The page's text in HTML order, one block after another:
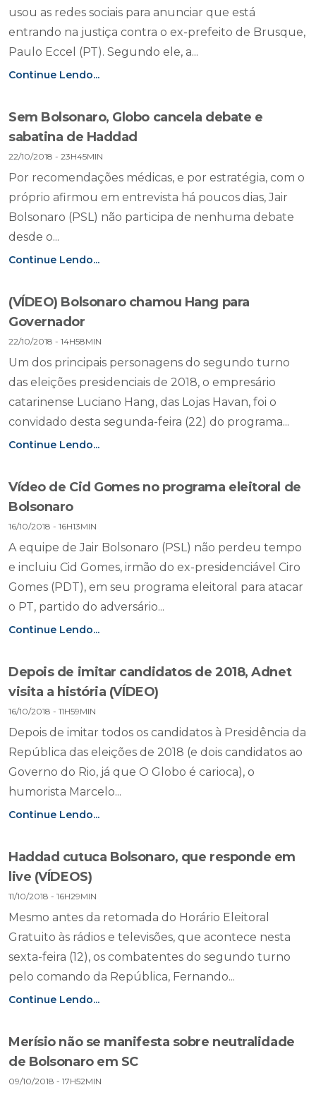
usou as redes sociais para anunciar que está
entrando na justiça contra o ex-prefeito de Brusque,
Paulo Eccel (PT). Segundo ele, a...
Continue Lendo...
Sem Bolsonaro, Globo cancela debate e
sabatina de Haddad
22/10/2018 - 23H45MIN
Por recomendações médicas, e por estratégia, com o
próprio afirmou em entrevista há poucos dias, Jair
Bolsonaro (PSL) não participa de nenhuma debate
desde o...
Continue Lendo...
(VÍDEO) Bolsonaro chamou Hang para
Governador
22/10/2018 - 14H58MIN
Um dos principais personagens do segundo turno
das eleições presidenciais de 2018, o empresário
catarinense Luciano Hang, das Lojas Havan, foi o
convidado desta segunda-feira (22) do programa...
Continue Lendo...
Vídeo de Cid Gomes no programa eleitoral de
Bolsonaro
16/10/2018 - 16H13MIN
A equipe de Jair Bolsonaro (PSL) não perdeu tempo
e incluiu Cid Gomes, irmão do ex-presidenciável Ciro
Gomes (PDT), em seu programa eleitoral para atacar
o PT, partido do adversário...
Continue Lendo...
Depois de imitar candidatos de 2018, Adnet
visita a história (VÍDEO)
16/10/2018 - 11H59MIN
Depois de imitar todos os candidatos à Presidência da
República das eleições de 2018 (e dois candidatos ao
Governo do Rio, já que O Globo é carioca), o
humorista Marcelo...
Continue Lendo...
Haddad cutuca Bolsonaro, que responde em
live (VÍDEOS)
11/10/2018 - 16H29MIN
Mesmo antes da retomada do Horário Eleitoral
Gratuito às rádios e televisões, que acontece nesta
sexta-feira (12), os combatentes do segundo turno
pelo comando da República, Fernando...
Continue Lendo...
Merísio não se manifesta sobre neutralidade
de Bolsonaro em SC
09/10/2018 - 17H52MIN